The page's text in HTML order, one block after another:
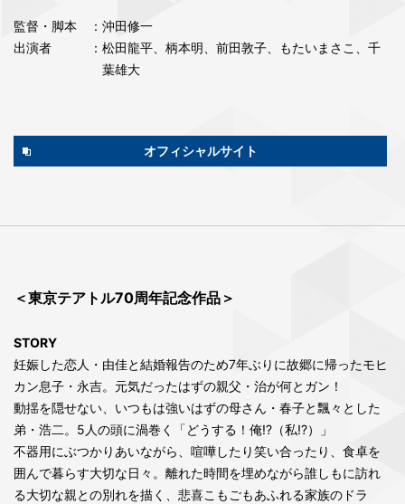
監督・脚本
：沖田修一
出演者
：松田龍平、柄本明、前田敦子、もたいまさこ、千
葉雄大
オフィシャルサイト
＜東京テアトル70周年記念作品＞
STORY
妊娠した恋人・由佳と結婚報告のため7年ぶりに故郷に帰ったモヒ
カン息子・永吉。元気だったはずの親父・治が何とガン！
動揺を隠せない、いつもは強いはずの母さん・春子と飄々とした
弟・浩二。5人の頭に渦巻く「どうする！俺!?（私!?）」
不器用にぶつかりあいながら、喧嘩したり笑い合ったり、食卓を
囲んで暮らす大切な日々。離れた時間を埋めながら誰しもに訪れ
る大切な親との別れを描く、悲喜こもごもあふれる家族のドラ